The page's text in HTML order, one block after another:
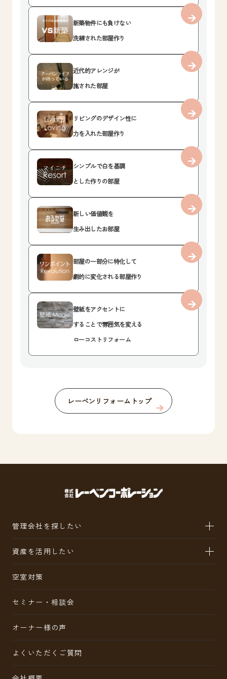
新築物件にも負けない
洗練された部屋作り
近代的アレンジが
施された部屋
リビングのデザイン性に
力を入れた部屋作り
シンプルで白を基調
とした作りの部屋
新しい価値観を
生み出したお部屋
部屋の一部分に特化して
劇的に変化される部屋作り
壁紙をアクセントに
することで雰囲気を変える
ローコストリフォーム
レーベンリフォームトップ
管理会社を探したい
資産を活用したい
空室対策
セミナー・相談会
オーナー様の声
よくいただくご質問